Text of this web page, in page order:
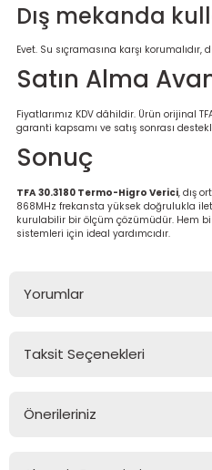
Dış mekanda
Evet. Su sıçramasına karşı
Satın Alma
Fiyatlarımız KDV dâhildir. Ürün orijinal
garanti kapsamı ve satış sonrası
Sonuç
TFA 30.3180 Termo-Higro Verici, dış
868MHz frekansta yüksek doğrulukla
kurulabilir bir ölçüm çözümüdür. Hem
sistemleri için ideal yardımcıdır.
Yorumlar
Bu ürüne ilk
Taksit Seçenekleri
Önerileriniz